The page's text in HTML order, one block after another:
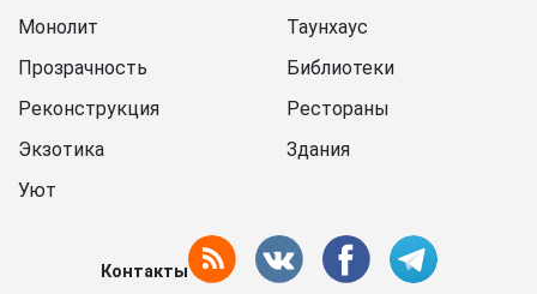
Монолит
Прозрачность
Реконструкция
Экзотика
Уют
Таунхаус
Библиотеки
Рестораны
Здания
Контакты